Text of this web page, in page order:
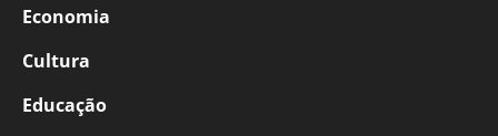
Economia
Cultura
Educação